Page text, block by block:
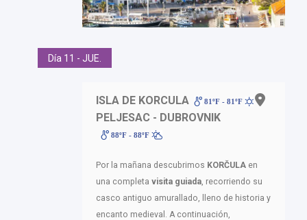
Día 11 - JUE.
ISLA DE KORCULA 81ºF - 81ºF
-
PELJESAC - DUBROVNIK
88ºF - 88ºF
Por la mañana descubrimos KORČULA en
una completa visita guiada, recorriendo su
casco antiguo amurallado, lleno de historia y
encanto medieval. A continuación,